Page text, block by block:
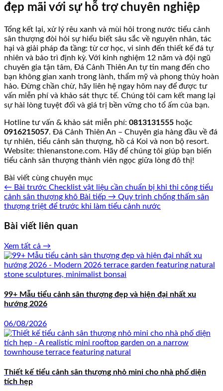
đẹp mãi với sự hỗ trợ chuyên nghiệp
Tổng kết lại, xử lý rêu xanh và mùi hôi trong nước tiểu cảnh
sân thượng đòi hỏi sự hiểu biết sâu sắc về nguyên nhân, tác
hại và giải pháp đa tầng: từ cơ học, vi sinh đến thiết kế đá tự
nhiên và bảo trì định kỳ. Với kinh nghiệm 12 năm và đội ngũ
chuyên gia tận tâm, Đá Cảnh Thiên An tự tin mang đến cho
bạn không gian xanh trong lành, thẩm mỹ và phong thủy hoàn
hảo. Đừng chần chừ, hãy liên hệ ngay hôm nay để được tư
vấn miễn phí và khảo sát thực tế. Chúng tôi cam kết mang lại
sự hài lòng tuyệt đối và giá trị bền vững cho tổ ấm của bạn.
Hotline tư vấn & khảo sát miễn phí: 0813131555 hoặc
0916215057. Đá Cảnh Thiên An – Chuyên gia hàng đầu về đá
tự nhiên, tiểu cảnh sân thượng, hồ cá Koi và non bộ resort.
Website: thienanstone.com. Hãy để chúng tôi giúp bạn biến
tiểu cảnh sân thượng thành viên ngọc giữa lòng đô thị!
Bài viết cùng chuyên mục
← Bài trước Checklist vật liệu cần chuẩn bị khi thi công tiểu
cảnh sân thượng khô Bài tiếp → Quy trình chống thấm sân
thượng triệt để trước khi làm tiểu cảnh nước
Bài viết liên quan
Xem tất cả →
99+ Mẫu tiểu cảnh sân thượng đẹp và hiện đại nhất xu
hướng 2026
06/08/2026
Thiết kế tiểu cảnh sân thượng nhỏ mini cho nhà phố diện
tích hẹp